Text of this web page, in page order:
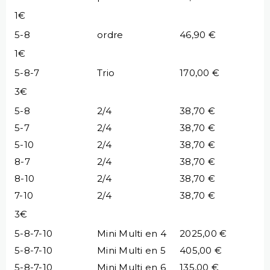
1€
5-8
ordre
46,90 €
1€
5-8-7
Trio
170,00 €
3€
5-8
2/4
38,70 €
5-7
2/4
38,70 €
5-10
2/4
38,70 €
8-7
2/4
38,70 €
8-10
2/4
38,70 €
7-10
2/4
38,70 €
3€
5-8-7-10
Mini Multi en 4
2025,00 €
5-8-7-10
Mini Multi en 5
405,00 €
5-8-7-10
Mini Multi en 6 135,00 €